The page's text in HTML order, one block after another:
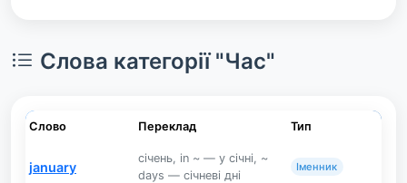
Слова категорії "Час"
Слово Переклад Тип
january
січень, in ~ — у січні, ~
days — січневі дні
Іменник